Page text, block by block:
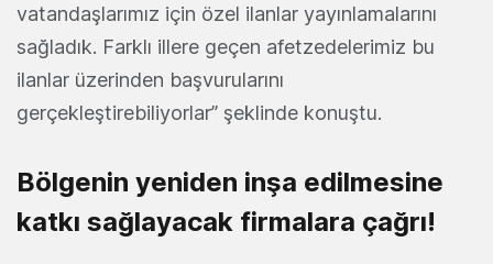
vatandaşlarımız için özel ilanlar yayınlamalarını
sağladık. Farklı illere geçen afetzedelerimiz bu
ilanlar üzerinden başvurularını
gerçekleştirebiliyorlar” şeklinde konuştu.
Bölgenin yeniden inşa edilmesine
katkı sağlayacak firmalara çağrı!